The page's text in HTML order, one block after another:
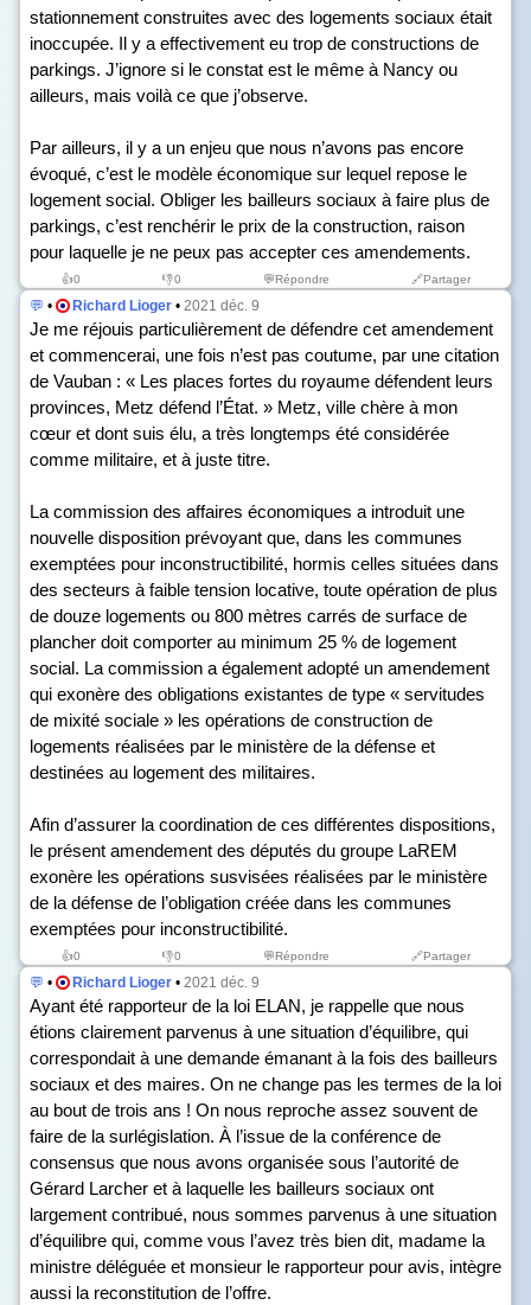
stationnement construites avec des logements sociaux était
inoccupée. Il y a effectivement eu trop de constructions de
parkings. J’ignore si le constat est le même à Nancy ou
ailleurs, mais voilà ce que j’observe.
Par ailleurs, il y a un enjeu que nous n’avons pas encore
évoqué, c’est le modèle économique sur lequel repose le
logement social. Obliger les bailleurs sociaux à faire plus de
parkings, c’est renchérir le prix de la construction, raison
pour laquelle je ne peux pas accepter ces amendements.
👍0 👎0 💬Répondre 🔗Partager
💬 • Richard Lioger • 2021 déc. 9
Je me réjouis particulièrement de défendre cet amendement
et commencerai, une fois n’est pas coutume, par une citation
de Vauban : « Les places fortes du royaume défendent leurs
provinces, Metz défend l’État. » Metz, ville chère à mon
cœur et dont suis élu, a très longtemps été considérée
comme militaire, et à juste titre.
La commission des affaires économiques a introduit une
nouvelle disposition prévoyant que, dans les communes
exemptées pour inconstructibilité, hormis celles situées dans
des secteurs à faible tension locative, toute opération de plus
de douze logements ou 800 mètres carrés de surface de
plancher doit comporter au minimum 25 % de logement
social. La commission a également adopté un amendement
qui exonère des obligations existantes de type « servitudes
de mixité sociale » les opérations de construction de
logements réalisées par le ministère de la défense et
destinées au logement des militaires.
Afin d’assurer la coordination de ces différentes dispositions,
le présent amendement des députés du groupe LaREM
exonère les opérations susvisées réalisées par le ministère
de la défense de l’obligation créée dans les communes
exemptées pour inconstructibilité.
👍0 👎0 💬Répondre 🔗Partager
💬 • Richard Lioger • 2021 déc. 9
Ayant été rapporteur de la loi ELAN, je rappelle que nous
étions clairement parvenus à une situation d’équilibre, qui
correspondait à une demande émanant à la fois des bailleurs
sociaux et des maires. On ne change pas les termes de la loi
au bout de trois ans ! On nous reproche assez souvent de
faire de la surlégislation. À l’issue de la conférence de
consensus que nous avons organisée sous l’autorité de
Gérard Larcher et à laquelle les bailleurs sociaux ont
largement contribué, nous sommes parvenus à une situation
d’équilibre qui, comme vous l’avez très bien dit, madame la
ministre déléguée et monsieur le rapporteur pour avis, intègre
aussi la reconstitution de l’offre.